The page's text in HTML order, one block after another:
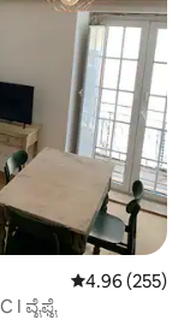
5 ರಲ್ಲಿ 4.96
4.96 (255)
I ವೈಫೈ